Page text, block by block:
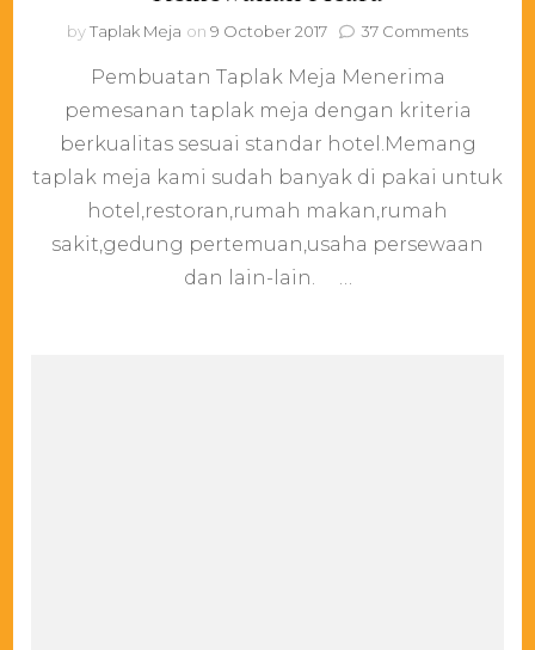
byTaplak Meja on 9 October 2017 37 Commentson
Acara
Pembuatan Taplak Meja Menerima
pemesanan taplak meja dengan kriteria
berkualitas sesuai standar hotel.Memang
taplak meja kami sudah banyak di pakai untuk
hotel,restoran,rumah makan,rumah
sakit,gedung pertemuan,usaha persewaan
dan lain-lain. …